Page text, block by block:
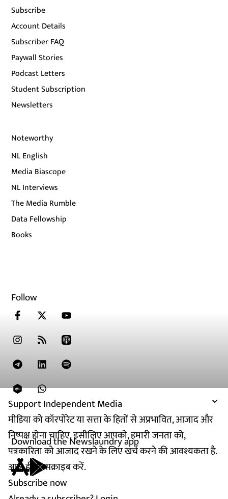
Support Independent Media
मीडिया को कॉरपोरेट या सत्ता के हितों से अप्रभावित, आजाद और
निष्पक्ष होना चाहिए. इसीलिए आपको, हमारी जनता को,
पत्रकारिता को आजाद रखने के लिए खर्च करने की आवश्यकता है.
आज ही सब्सक्राइब करें.
Subscribe now
Subscribe
Account Details
Subscriber FAQ
Paywall Stories
Podcast Letters
Student Subscription
Newsletters
Noteworthy
NL English
Media Biascope
NL Interviews
The Media Rumble
Data Fellowship
Books
Follow
Download the Newslaundry app